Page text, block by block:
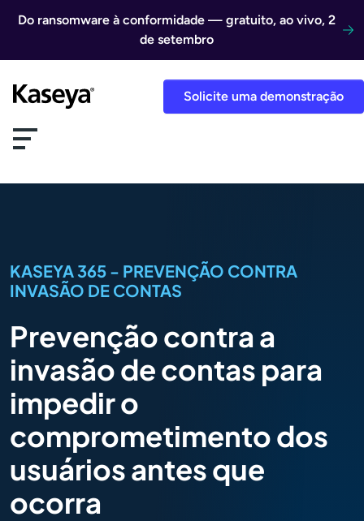
Do ransomware à conformidade — gratuito, ao vivo, 2
de setembro
Solicite uma demonstração
KASEYA 365 - PREVENÇÃO CONTRA
INVASÃO DE CONTAS
Prevenção contra a
invasão de contas para
impedir o
comprometimento dos
usuários antes que
ocorra